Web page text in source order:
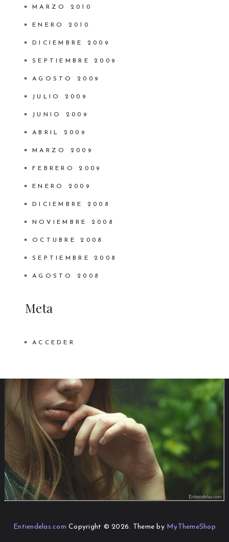
MARZO 2010
ENERO 2010
DICIEMBRE 2009
SEPTIEMBRE 2009
AGOSTO 2009
JULIO 2009
JUNIO 2009
ABRIL 2009
MARZO 2009
FEBRERO 2009
ENERO 2009
DICIEMBRE 2008
NOVIEMBRE 2008
OCTUBRE 2008
SEPTIEMBRE 2008
AGOSTO 2008
Meta
ACCEDER
Entiendelas.com Copyright © 2026. Theme by MyThemeShop